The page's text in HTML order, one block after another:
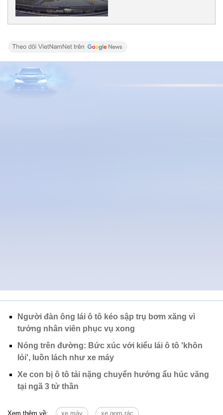
Người đàn ông lái ô tô kéo sập trụ bơm xăng vì
tưởng nhân viên phục vụ xong
Nóng trên đường: Bức xúc với kiểu lái ô tô 'khôn
lỏi', luồn lách như xe máy
Xe con bị ô tô tải nặng chuyển hướng ẩu húc văng
tại ngã 3 tử thần
Xem thêm về: xe máy xe gom rác